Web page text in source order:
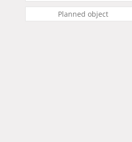
Planned object